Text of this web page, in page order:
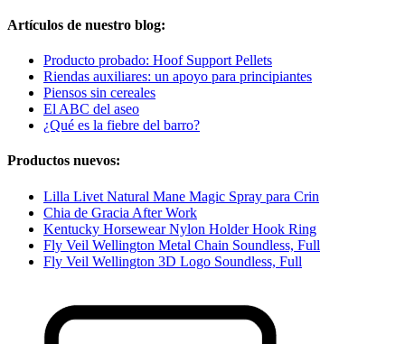
Artículos de nuestro blog:
Producto probado: Hoof Support Pellets
Riendas auxiliares: un apoyo para principiantes
Piensos sin cereales
El ABC del aseo
¿Qué es la fiebre del barro?
Productos nuevos:
Lilla Livet Natural Mane Magic Spray para Crin
Chia de Gracia After Work
Kentucky Horsewear Nylon Holder Hook Ring
Fly Veil Wellington Metal Chain Soundless, Full
Fly Veil Wellington 3D Logo Soundless, Full